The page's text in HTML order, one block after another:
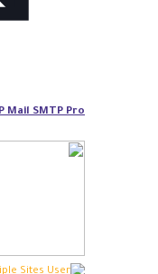
Mail SMTP Pro